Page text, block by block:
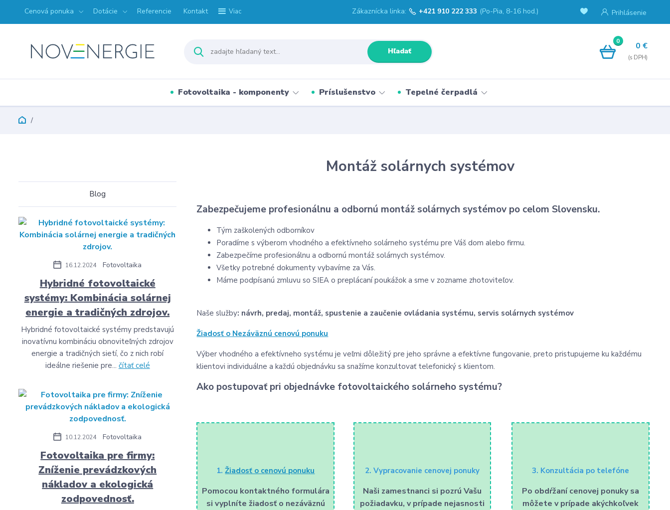
Cenová ponuka Dotácie Referencie Kontakt Viac Prihlásenie
Hľadať
Zákaznícka linka: +421 910 222 333 (Po-Pia, 8-16 hod.)
0 0 €
Fotovoltaika - komponenty Príslušenstvo Tepelné čerpadlá
Blog
16.12.2024 Fotovoltaika
Hybridné fotovoltaické
systémy: Kombinácia solárnej
energie a tradičných zdrojov.
Hybridné fotovoltaické systémy predstavujú
inovatívnu kombináciu obnoviteľných zdrojov
energie a tradičných sietí, čo z nich robí
ideálne riešenie pre... čítať celé
10.12.2024 Fotovoltaika
Fotovoltaika pre firmy:
Zníženie prevádzkových
nákladov a ekologická
zodpovednosť.
Montáž solárnych systémov
Zabezpečujeme profesionálnu a odbornú montáž solárnych systémov po celom Slovensku.
Tým zaškolených odborníkov
Poradíme s výberom vhodného a efektívneho solárneho systému pre Váš dom alebo firmu.
Zabezpečíme profesionálnu a odbornú montáž solárnych systémov.
Všetky potrebné dokumenty vybavíme za Vás.
Máme podpísanú zmluvu so SIEA o preplácaní poukážok a sme v zozname zhotoviteľov.
Naše služby: návrh, predaj, montáž, spustenie a zaučenie ovládania systému, servis solárnych systémov
Žiadosť o Nezáväznú cenovú ponuku
Výber vhodného a efektívneho systému je veľmi dôležitý pre jeho správne a efektívne fungovanie, preto pristupujeme ku každému
klientovi individuálne a každú objednávku sa snažíme konzultovať telefonický s klientom.
Ako postupovať pri objednávke fotovoltaického solárneho systému?
1.Žiadosť o cenovú ponuku
Pomocou kontaktného formulára
si vyplníte žiadosť o nezáväznú
2. Vypracovanie cenovej ponuky
Naši zamestnanci si pozrú Vašu
požiadavku, v prípade nejasnosti
3. Konzultácia po telefóne
Po obdŕžaní cenovej ponuky sa
môžete v prípade akýchkoľvek